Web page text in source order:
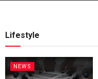
Lifestyle
NEWS